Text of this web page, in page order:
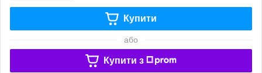
Купити
або
Купити з